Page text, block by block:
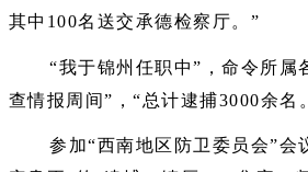
其中100名送交承德检察厅。”
“我于锦州任职中”，命令所属
查情报周间”，“总计逮捕3000余名
参加“西南地区防卫委员会”会